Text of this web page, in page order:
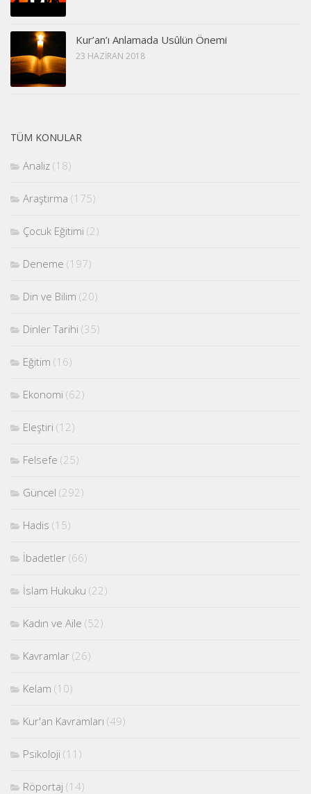
Kur’an’ı Anlamada Usûlün Önemi
23 HAZIRAN 2018
TÜM KONULAR
Analiz (18)
Araştırma (175)
Çocuk Eğitimi (2)
Deneme (197)
Din ve Bilim (20)
Dinler Tarihi (35)
Eğitim (16)
Ekonomi (62)
Eleştiri (12)
Felsefe (25)
Güncel (292)
Hadis (15)
İbadetler (66)
İslam Hukuku (22)
Kadın ve Aile (52)
Kavramlar (26)
Kelam (10)
Kur'an Kavramları (49)
Psikoloji (11)
Röportaj (14)